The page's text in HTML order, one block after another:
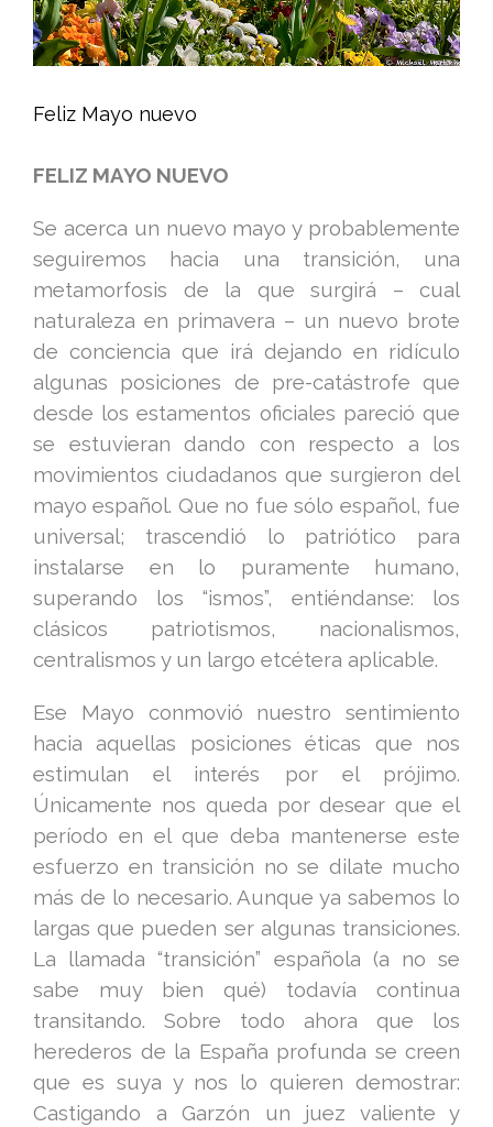
Feliz Mayo nuevo
FELIZ MAYO NUEVO
Se acerca un nuevo mayo y probablemente
seguiremos hacia una transición, una
metamorfosis de la que surgirá – cual
naturaleza en primavera – un nuevo brote
de conciencia que irá dejando en ridículo
algunas posiciones de pre-catástrofe que
desde los estamentos oficiales pareció que
se estuvieran dando con respecto a los
movimientos ciudadanos que surgieron del
mayo español. Que no fue sólo español, fue
universal; trascendió lo patriótico para
instalarse en lo puramente humano,
superando los “ismos”, entiéndanse: los
clásicos patriotismos, nacionalismos,
centralismos y un largo etcétera aplicable.
Ese Mayo conmovió nuestro sentimiento
hacia aquellas posiciones éticas que nos
estimulan el interés por el prójimo.
Únicamente nos queda por desear que el
período en el que deba mantenerse este
esfuerzo en transición no se dilate mucho
más de lo necesario. Aunque ya sabemos lo
largas que pueden ser algunas transiciones.
La llamada “transición” española (a no se
sabe muy bien qué) todavía continua
transitando. Sobre todo ahora que los
herederos de la España profunda se creen
que es suya y nos lo quieren demostrar:
Castigando a Garzón un juez valiente y